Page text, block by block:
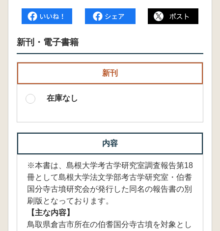
新刊・電子書籍
新刊
在庫なし
内容
※本書は、島根大学考古学研究室調査報告第18
冊として島根大学法文学部考古学研究室・伯耆
国分寺古墳研究会が発行した同名の報告書の別
刷版となっております。
【主な内容】
鳥取県倉吉市所在の伯耆国分寺古墳を対象とし